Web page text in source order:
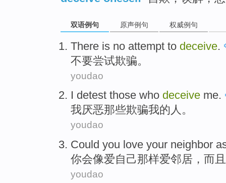
双语例句 原声例句 权威例句
There is no attempt to deceive.
不要尝试欺骗。
youdao
I detest those who deceive me.
我厌恶那些欺骗我的人。
youdao
Could you love your neighbor
你会像爱自己那样爱邻居 ， 而且
youdao